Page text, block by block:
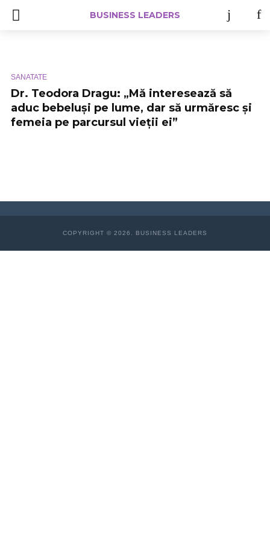
BUSINESS LEADERS
SANATATE
Dr. Teodora Dragu: „Mă interesează să
aduc bebeluși pe lume, dar să urmăresc și
femeia pe parcursul vieții ei”
COPYRIGHT © 2026. BUSINESS LEADERS